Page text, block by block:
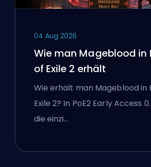
04 Aug 2026
Wie man Mageblood in
of Exile 2 erhält
Wie erhält man Mageblood in
Exile 2? In PoE2 Early Access
die einzi…